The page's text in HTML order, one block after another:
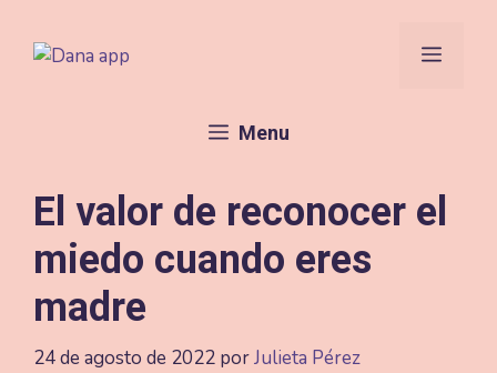
contenido
Menú
Menu
El valor de reconocer el
miedo cuando eres
madre
24 de agosto de 2022 porJulieta Pérez